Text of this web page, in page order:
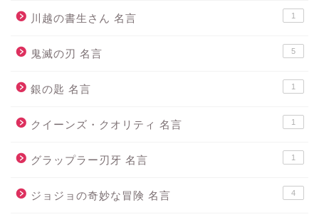
川越の書生さん 名言 1
鬼滅の刃 名言 5
銀の匙 名言 1
クイーンズ・クオリティ 名言 1
グラップラー刃牙 名言 1
ジョジョの奇妙な冒険 名言 4